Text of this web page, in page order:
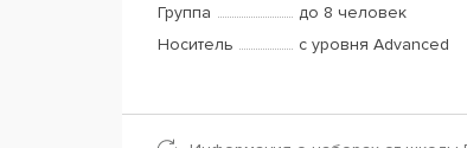
Группа
до 8 человек
Носитель
с уровня Advanced